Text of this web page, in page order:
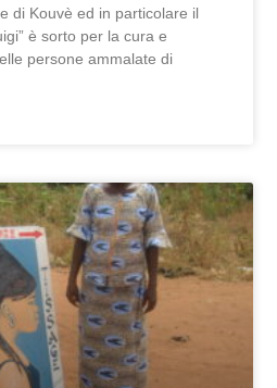
di Kouvè ed in particolare il
è sorto per la cura e
persone ammalate di